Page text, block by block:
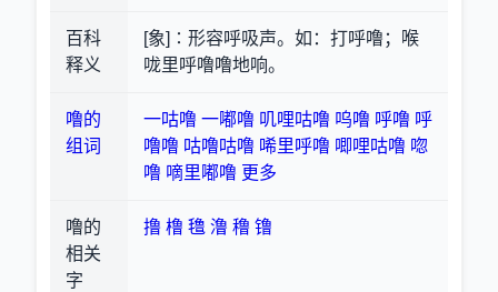
百科
释义
[象]∶形容呼吸声。如：打呼噜；喉
咙里呼噜噜地响。
噜的
组词
一咕噜 一嘟噜 叽哩咕噜 呜噜 呼噜 呼
噜噜 咕噜咕噜 唏里呼噜 唧哩咕噜 唿
噜 嘀里嘟噜 更多
噜的
相关
字
撸 橹 氇 澛 穞 镥